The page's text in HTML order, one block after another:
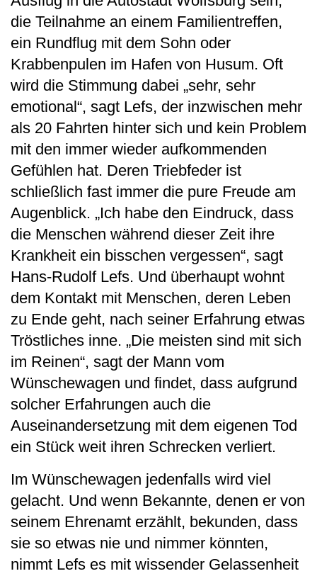
die Teilnahme an einem Familientreffen,
ein Rundflug mit dem Sohn oder
Krabbenpulen im Hafen von Husum. Oft
wird die Stimmung dabei „sehr, sehr
emotional“, sagt Lefs, der inzwischen mehr
als 20 Fahrten hinter sich und kein Problem
mit den immer wieder aufkommenden
Gefühlen hat. Deren Triebfeder ist
schließlich fast immer die pure Freude am
Augenblick. „Ich habe den Eindruck, dass
die Menschen während dieser Zeit ihre
Krankheit ein bisschen vergessen“, sagt
Hans-Rudolf Lefs. Und überhaupt wohnt
dem Kontakt mit Menschen, deren Leben
zu Ende geht, nach seiner Erfahrung etwas
Tröstliches inne. „Die meisten sind mit sich
im Reinen“, sagt der Mann vom
Wünschewagen und findet, dass aufgrund
solcher Erfahrungen auch die
Auseinandersetzung mit dem eigenen Tod
ein Stück weit ihren Schrecken verliert.
Im Wünschewagen jedenfalls wird viel
gelacht. Und wenn Bekannte, denen er von
seinem Ehrenamt erzählt, bekunden, dass
sie so etwas nie und nimmer könnten,
nimmt Lefs es mit wissender Gelassenheit